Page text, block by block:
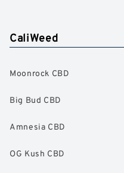
CaliWeed
Moonrock CBD
Big Bud CBD
Amnesia CBD
OG Kush CBD